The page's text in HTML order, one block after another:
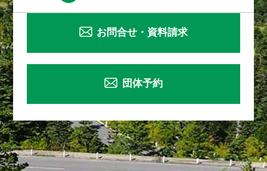
お問合せ・資料請求
団体予約